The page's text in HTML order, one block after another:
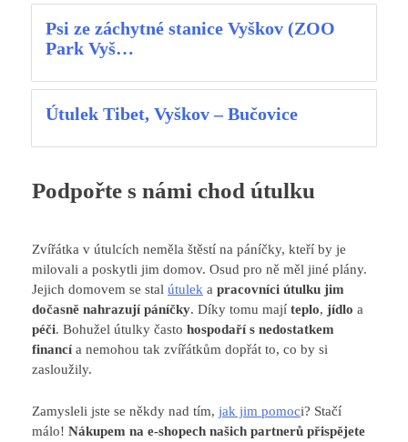
Psi ze záchytné stanice Vyškov (ZOO
Park Vyš…
Útulek Tibet, Vyškov – Bučovice
Podpořte s námi chod útulku
Zvířátka v útulcích neměla štěstí na páníčky, kteří by je
milovali a poskytli jim domov. Osud pro ně měl jiné plány.
Jejich domovem se stal útulek a pracovníci útulku jim
dočasně nahrazují páníčky. Díky tomu mají teplo, jídlo a
péči. Bohužel útulky často hospodaří s nedostatkem
financí a nemohou tak zvířátkům dopřát to, co by si
zasloužily.
Zamysleli jste se někdy nad tím, jak jim pomoci? Stačí
málo! Nákupem na e-shopech našich partnerů přispějete